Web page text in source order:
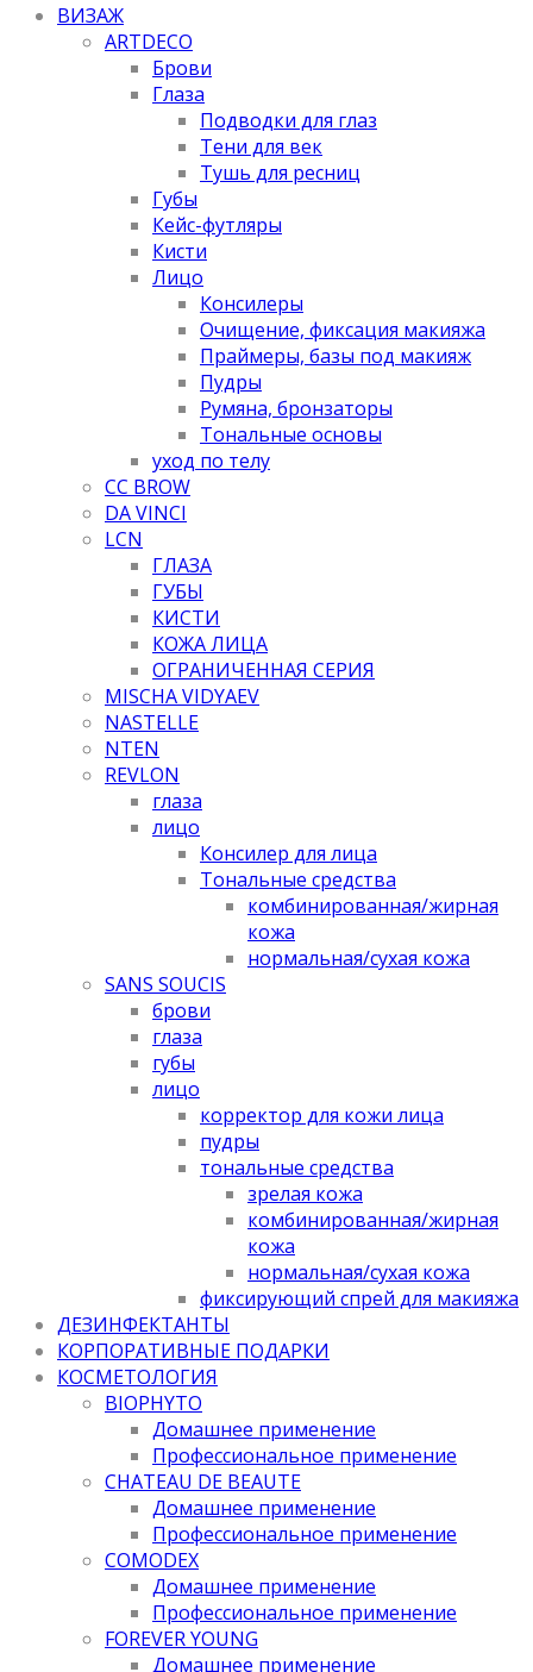
ВИЗАЖ
ARTDECO
Брови
Глаза
Подводки для глаз
Тени для век
Тушь для ресниц
Губы
Кейс-футляры
Кисти
Лицо
Консилеры
Очищение, фиксация макияжа
Праймеры, базы под макияж
Пудры
Румяна, бронзаторы
Тональные основы
уход по телу
CC BROW
DA VINCI
LCN
ГЛАЗА
ГУБЫ
КИСТИ
КОЖА ЛИЦА
ОГРАНИЧЕННАЯ СЕРИЯ
MISCHA VIDYAEV
NASTELLE
NTEN
REVLON
глаза
лицо
Консилер для лица
Тональные средства
комбинированная/жирная
кожа
нормальная/cухая кожа
SANS SOUCIS
брови
глаза
губы
лицо
корректор для кожи лица
пудры
тональные средства
зрелая кожа
комбинированная/жирная
кожа
нормальная/cухая кожа
фиксирующий спрей для макияжа
ДЕЗИНФЕКТАНТЫ
КОРПОРАТИВНЫЕ ПОДАРКИ
КОСМЕТОЛОГИЯ
BIOPHYTO
Домашнее применение
Профессиональное применение
CHATEAU DE BEAUTE
Домашнее применение
Профессиональное применение
COMODEX
Домашнее применение
Профессиональное применение
FOREVER YOUNG
Домашнее применение